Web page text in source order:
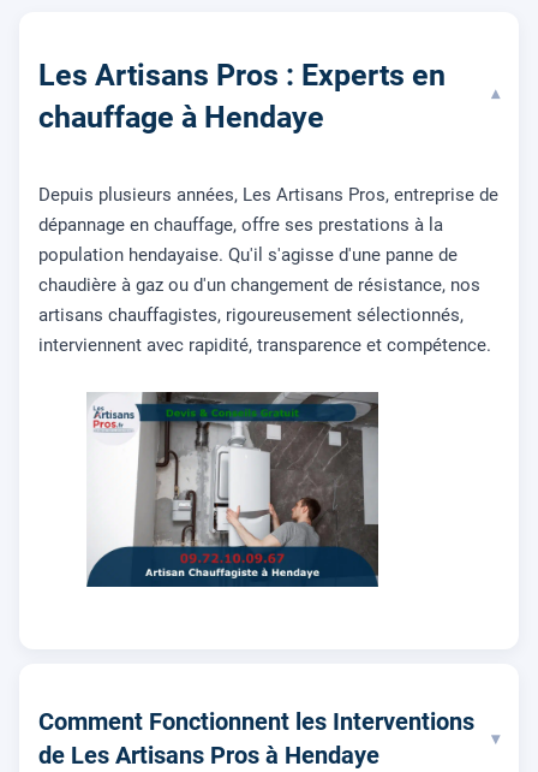
Les Artisans Pros : Experts en
chauffage à Hendaye
▾
Depuis plusieurs années, Les Artisans Pros, entreprise de
dépannage en chauffage, offre ses prestations à la
population hendayaise. Qu'il s'agisse d'une panne de
chaudière à gaz ou d'un changement de résistance, nos
artisans chauffagistes, rigoureusement sélectionnés,
interviennent avec rapidité, transparence et compétence.
Comment Fonctionnent les Interventions
de Les Artisans Pros à Hendaye
▾